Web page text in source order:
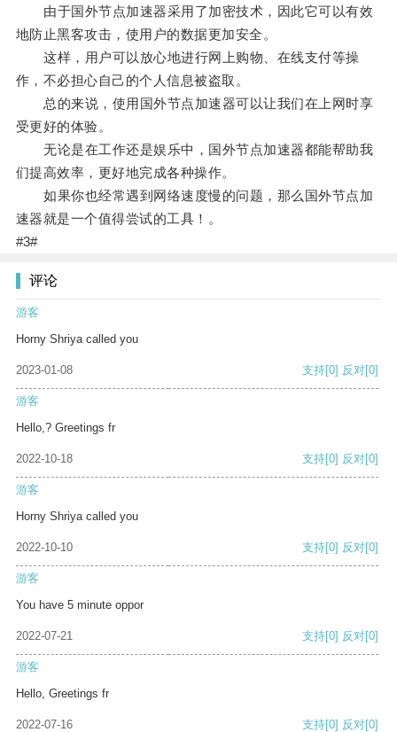
由于国外节点加速器采用了加密技术，因此它可以有效
地防止黑客攻击，使用户的数据更加安全。
这样，用户可以放心地进行网上购物、在线支付等操
作，不必担心自己的个人信息被盗取。
总的来说，使用国外节点加速器可以让我们在上网时享
受更好的体验。
无论是在工作还是娱乐中，国外节点加速器都能帮助我
们提高效率，更好地完成各种操作。
如果你也经常遇到网络速度慢的问题，那么国外节点加
速器就是一个值得尝试的工具！。
#3#
评论
游客
Horny Shriya called you
2023-01-08 支持[0] 反对[0]
游客
Hello,? Greetings fr
2022-10-18 支持[0] 反对[0]
游客
Horny Shriya called you
2022-10-10 支持[0] 反对[0]
游客
You have 5 minute oppor
2022-07-21 支持[0] 反对[0]
游客
Hello, Greetings fr
2022-07-16 支持[0] 反对[0]